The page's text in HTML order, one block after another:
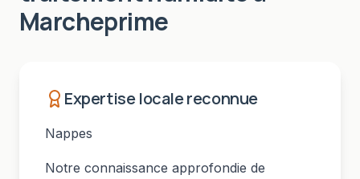
Marcheprime
Expertise locale reconnue
Nappes
Notre connaissance approfondie de